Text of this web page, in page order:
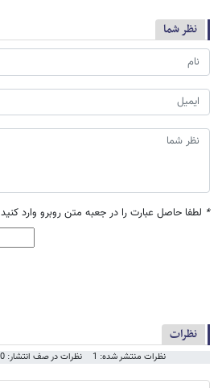
نظر شما
* لطفا حاصل عبارت را در جعبه متن روبرو وارد کنید
نظرات
نظرات منتشر شده: 1 نظرات در صف انتشار: 0